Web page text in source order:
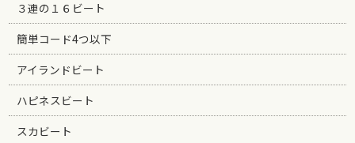
３連の１６ビート
簡単コード4つ以下
アイランドビート
ハピネスビート
スカビート